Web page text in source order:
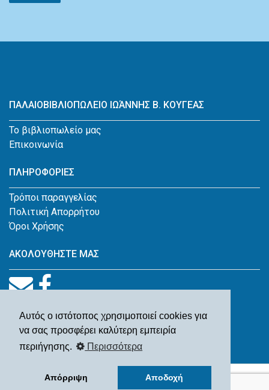
Αυτός ο ιστότοπος χρησιμοποιεί cookies για
να σας προσφέρει καλύτερη εμπειρία
περιήγησης.
Περισσότερα
Απόρριψη Αποδοχή
ΠΑΛΑΙΟΒΙΒΛΙΟΠΩΛΕΙΟ ΙΩΆΝΝΗΣ Β. ΚΟΥΓΕΑΣ
Το βιβλιοπωλείο μας
Επικοινωνία
ΠΛΗΡΟΦΟΡΙΕΣ
Τρόποι παραγγελίας
Πολιτική Απορρήτου
Όροι Χρήσης
ΑΚΟΛΟΥΘΗΣΤΕ ΜΑΣ
© Παλαιοβιβλιοπωλείο Ιωάννης Β. Κουγέας 2026